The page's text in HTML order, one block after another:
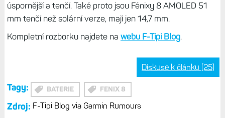
úspornější a tenčí. Také proto jsou Fénixy 8 AMOLED 51
mm tenčí než solární verze, mají jen 14,7 mm.
Kompletní rozborku najdete na webu F-Tipi Blog.
Diskuse k článku (25)
Tagy: BATERIE FENIX 8
Zdroj: F-Tipi Blog via Garmin Rumours